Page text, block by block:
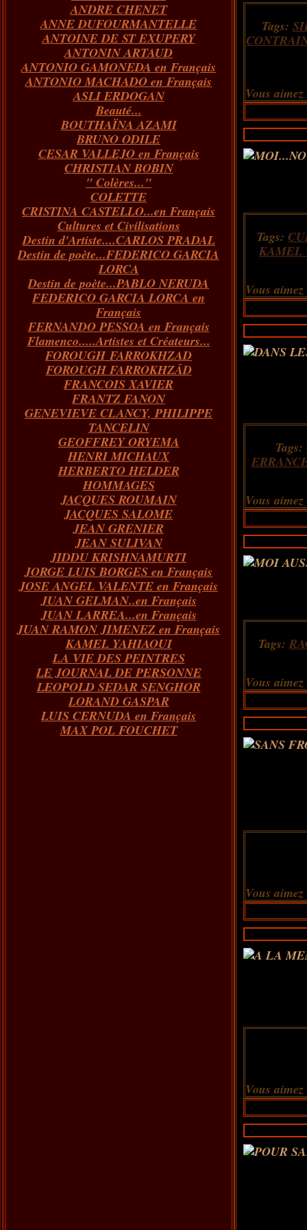
Janvier(60)
Février(68)
Janvier(86)
Mars(65)
Février(70)
Janvier(66)
Avril(76)
Mars(66)
Février(67)
Janvier(73)
Mai(82)
Avril(62)
Mars(66)
Février(55)
Janvier(43)
Juin(84)
Mai(89)
Avril(59)
Mars(73)
Février(54)
Janvier(51)
Juillet(72)
Juin(65)
Mai(97)
Avril(73)
Mars(100)
Février(146)
Janvier(124)
Août(40)
Juillet(31)
Juin(26)
ANDRE CHENET
ANNE DUFOURMANTELLE
ANTOINE DE ST EXUPERY
ANTONIN ARTAUD
ANTONIO GAMONEDA en Français
ANTONIO MACHADO en Français
ASLI ERDOGAN
Beauté...
BOUTHAÏNA AZAMI
BRUNO ODILE
CESAR VALLEJO en Français
CHRISTIAN BOBIN
" Colères..."
COLETTE
CRISTINA CASTELLO...en Français
Cultures et Civilisations
Destin d'Artiste....CARLOS PRADAL
Destin de poète...FEDERICO GARCIA
LORCA
Destin de poète...PABLO NERUDA
FEDERICO GARCIA LORCA en
Français
FERNANDO PESSOA en Français
Flamenco.....Artistes et Créateurs...
FOROUGH FARROKHZAD
FOROUGH FARROKHZÂD
FRANCOIS XAVIER
FRANTZ FANON
GENEVIEVE CLANCY, PHILIPPE
TANCELIN
GEOFFREY ORYEMA
HENRI MICHAUX
HERBERTO HELDER
HOMMAGES
JACQUES ROUMAIN
JACQUES SALOME
JEAN GRENIER
JEAN SULIVAN
JIDDU KRISHNAMURTI
JORGE LUIS BORGES en Français
JOSE ANGEL VALENTE en Français
JUAN GELMAN..en Français
JUAN LARREA...en Français
JUAN RAMON JIMENEZ en Français
KAMEL YAHIAOUI
LA VIE DES PEINTRES
LE JOURNAL DE PERSONNE
LEOPOLD SEDAR SENGHOR
LORAND GASPAR
LUIS CERNUDA en Français
MAX POL FOUCHET
Tags:
Vous aimez
Tags:
KAMEL
Vous aimez
Tags:
Vous aimez
Tags:
Vous aimez
Vous aimez
Vous aimez